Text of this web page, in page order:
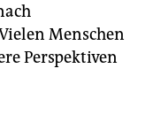
Menschen
Perspektiven